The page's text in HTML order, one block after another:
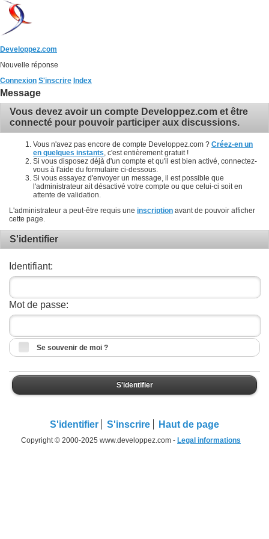
Developpez.com
Nouvelle réponse
Connexion S'inscrire Index
Message
Vous devez avoir un compte Developpez.com et être
connecté pour pouvoir participer aux discussions.
Vous n'avez pas encore de compte Developpez.com ? Créez-en un
en quelques instants , c'est entièrement gratuit !
Si vous disposez déjà d'un compte et qu'il est bien activé, connectez-
vous à l'aide du formulaire ci-dessous.
Si vous essayez d'envoyer un message, il est possible que
l'administrateur ait désactivé votre compte ou que celui-ci soit en
attente de validation.
L'administrateur a peut-être requis une inscription avant de pouvoir afficher
cette page.
S'identifier
Identifiant:
Mot de passe:
Se souvenir de moi ?
S'identifier
S'identifier S'inscrire Haut de page
Copyright © 2000-2025 www.developpez.com - Legal informations